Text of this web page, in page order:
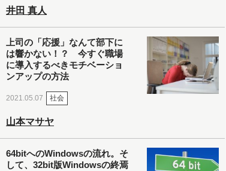
井田 真人
上司の「応援」なんて部下に
は響かない！？ 今すぐ職場
に導入するべきモチベーショ
ンアップの方法
2021.05.07 社会
山本マサヤ
64bitへのWindowsの流れ。そ
して、32bit版Windowsの終焉